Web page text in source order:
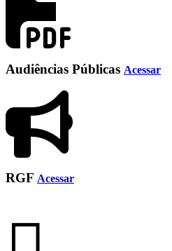
Audiências Públicas Acessar
RGF Acessar